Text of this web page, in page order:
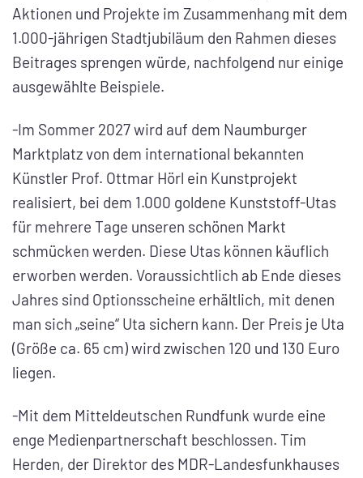
Aktionen und Projekte im Zusammenhang mit dem
1.000-jährigen Stadtjubiläum den Rahmen dieses
Beitrages sprengen würde, nachfolgend nur einige
ausgewählte Beispiele.
-Im Sommer 2027 wird auf dem Naumburger
Marktplatz von dem international bekannten
Künstler Prof. Ottmar Hörl ein Kunstprojekt
realisiert, bei dem 1.000 goldene Kunststoff-Utas
für mehrere Tage unseren schönen Markt
schmücken werden. Diese Utas können käuflich
erworben werden. Voraussichtlich ab Ende dieses
Jahres sind Optionsscheine erhältlich, mit denen
man sich „seine“ Uta sichern kann. Der Preis je Uta
(Größe ca. 65 cm) wird zwischen 120 und 130 Euro
liegen.
-Mit dem Mitteldeutschen Rundfunk wurde eine
enge Medienpartnerschaft beschlossen. Tim
Herden, der Direktor des MDR-Landesfunkhauses